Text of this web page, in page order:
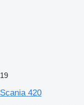
19
Scania 420